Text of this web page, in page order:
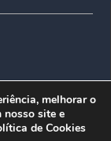
Cookiesmelhorar o
nosso site e
de Cookies